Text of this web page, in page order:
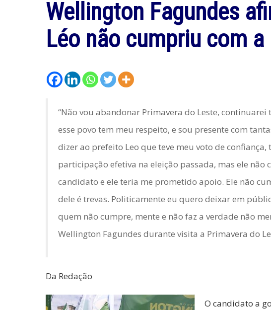
Wellington Fagundes
Léo não cumpriu com
“Não vou abandonar Primavera do Leste,
esse povo tem meu respeito, e sou presente com
dizer ao prefeito Leo que teve meu voto de
participação efetiva na eleição passada, mas ele não
candidato e ele teria me prometido apoio. Ele não
dele é trevas. Politicamente eu quero deixar em
quem não cumpre, mente e não faz a verdade não
Wellington Fagundes durante visita a Primavera do
Da Redação
O candidato a